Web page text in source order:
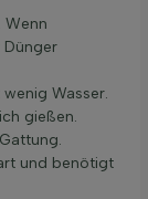
Wenn
Dünger
Wasser.
gießen.
und benötigt